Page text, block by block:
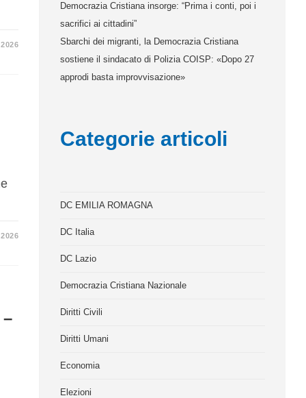
Democrazia Cristiana insorge: “Prima i conti, poi i
sacrifici ai cittadini”
Sbarchi dei migranti, la Democrazia Cristiana
sostiene il sindacato di Polizia COISP: «Dopo 27
approdi basta improvvisazione»
Categorie articoli
DC EMILIA ROMAGNA
DC Italia
DC Lazio
Democrazia Cristiana Nazionale
Diritti Civili
Diritti Umani
Economia
Elezioni